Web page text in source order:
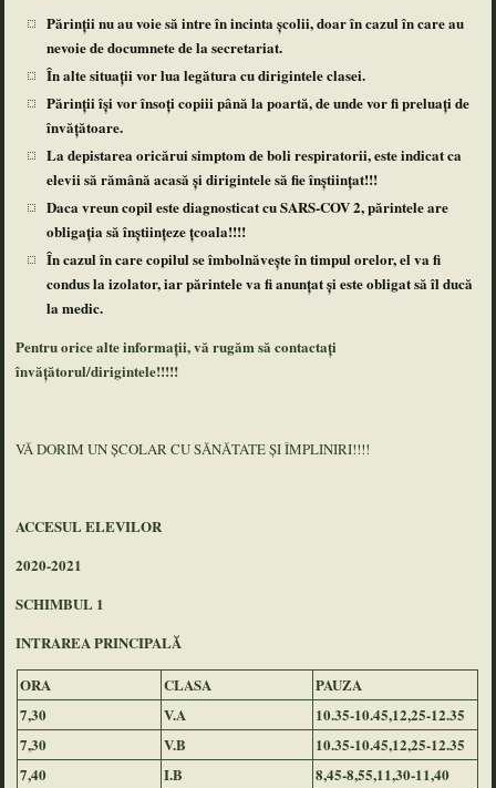
Părinții nu au voie să intre în incinta școlii, doar în cazul în care au
nevoie de documnete de la secretariat.
În alte situații vor lua legătura cu dirigintele clasei.
Părinții își vor însoți copiii până la poartă, de unde vor fi preluați de
învățătoare.
La depistarea oricărui simptom de boli respiratorii, este indicat ca
elevii să rămână acasă și dirigintele să fie înștiințat!!!
Daca vreun copil este diagnosticat cu SARS-COV 2, părintele are
obligația să înștiințeze țcoala!!!!
În cazul în care copilul se îmbolnăvește în timpul orelor, el va fi
condus la izolator, iar părintele va fi anunțat și este obligat să îl ducă
la medic.
Pentru orice alte informații, vă rugăm să contactați
învățătorul/dirigintele!!!!!
VĂ DORIM UN ȘCOLAR CU SĂNĂTATE ȘI ÎMPLINIRI!!!!
ACCESUL ELEVILOR
2020-2021
SCHIMBUL 1
INTRAREA PRINCIPALĂ
ORA
CLASA
PAUZA
7,30
V.A
10.35-10.45,12,25-12.35
7,30
V.B
10.35-10.45,12,25-12.35
7,40
I.B
8,45-8,55,11,30-11,40